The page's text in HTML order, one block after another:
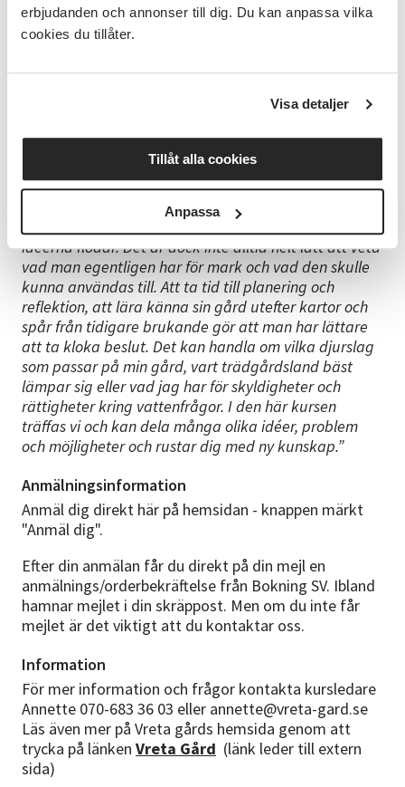
erbjudanden och annonser till dig. Du kan anpassa vilka
cookies du tillåter.
Visa detaljer
Tillåt alla cookies
Anpassa
leder sedan 2011 fårkurser men även hönskurser,
naturkurser och jobbade nyligen under fem år som
i odlingslandskapet. Som rådgivare/kursledare ser
lant- och skogsbruk och har dessutom senaste åren
meteorologi och geologi. Annette gick även nyligen
en ettårig yrkesutbildning kring våtmarker samt en
yrkesutbildning kring digital affärsutveckling.
"Att förvalta en gård är väldigt spännande och
idéerna flödar. Det är dock inte alltid helt lätt att veta
vad man egentligen har för mark och vad den skulle
kunna användas till. Att ta tid till planering och
reflektion, att lära känna sin gård utefter kartor och
spår från tidigare brukande gör att man har lättare
att ta kloka beslut. Det kan handla om vilka djurslag
som passar på min gård, vart trädgårdsland bäst
lämpar sig eller vad jag har för skyldigheter och
rättigheter kring vattenfrågor. I den här kursen
träffas vi och kan dela många olika idéer, problem
och möjligheter och rustar dig med ny kunskap.”
Anmälningsinformation
Anmäl dig direkt här på hemsidan - knappen märkt
"Anmäl dig".
Efter din anmälan får du direkt på din mejl en
anmälnings/orderbekräftelse från Bokning SV. Ibland
hamnar mejlet i din skräppost. Men om du inte får
mejlet är det viktigt att du kontaktar oss.
Information
För mer information och frågor kontakta kursledare
Annette 070-683 36 03 eller annette@vreta-gard.se
Läs även mer på Vreta gårds hemsida genom att
trycka på länken Vreta Gård (länk leder till extern
sida)